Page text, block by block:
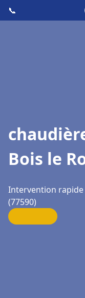
📞
Bois le
Intervention rapide
(77590)